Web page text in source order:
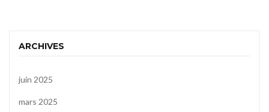
ARCHIVES
juin 2025
mars 2025